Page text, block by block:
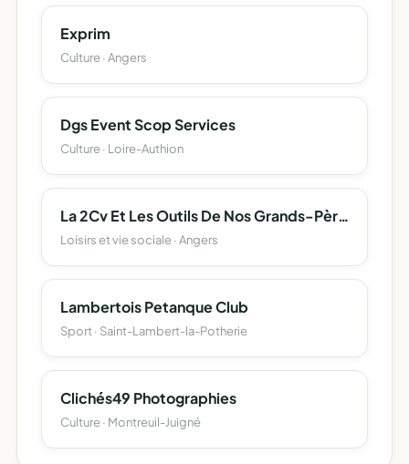
Exprim
Culture · Angers
Dgs Event Scop Services
Culture · Loire-Authion
La 2Cv Et Les Outils De Nos Grands-Pères
Loisirs et vie sociale · Angers
Lambertois Petanque Club
Sport · Saint-Lambert-la-Potherie
Clichés49 Photographies
Culture · Montreuil-Juigné